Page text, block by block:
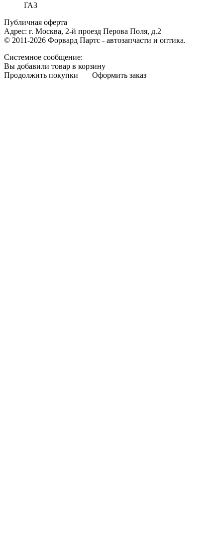
ГАЗ
Публичная оферта
Адрес: г. Москва, 2-й проезд Перова Поля, д.2
© 2011-2026 Форвард Партс - автозапчасти и оптика.
Системное сообщение:
Вы добавили товар в корзину
Продолжить покупки
Оформить заказ